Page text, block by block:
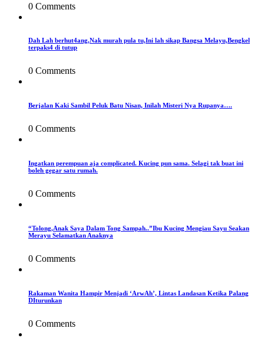
0 Comments
Dah Lah berhut4ang,Nak murah pula tu,Ini lah sikap Bangsa Melayu,Bengkel
terpaks4 di tutup
0 Comments
Berjalan Kaki Sambil Peluk Batu Nisan, Inilah Misteri Nya Rupanya….
0 Comments
Ingatkan perempuan aja complicated. Kucing pun sama. Selagi tak buat ini
boleh gegar satu rumah.
0 Comments
“Tolong,Anak Saya Dalam Tong Sampah..”Ibu Kucing Mengiau Sayu Seakan
Merayu Selamatkan Anaknya
0 Comments
Rakaman Wanita Hampir Menjadi ‘ArwAh’, Lintas Landasan Ketika Palang
DIturunkan
0 Comments